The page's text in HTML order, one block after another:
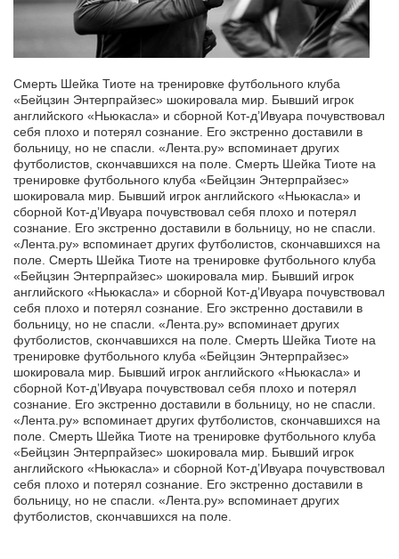
Смерть Шейка Тиоте на тренировке футбольного клуба
«Бейцзин Энтерпрайзес» шокировала мир. Бывший игрок
английского «Ньюкасла» и сборной Кот-д’Ивуара почувствовал
себя плохо и потерял сознание. Его экстренно доставили в
больницу, но не спасли. «Лента.ру» вспоминает других
футболистов, скончавшихся на поле. Смерть Шейка Тиоте на
тренировке футбольного клуба «Бейцзин Энтерпрайзес»
шокировала мир. Бывший игрок английского «Ньюкасла» и
сборной Кот-д’Ивуара почувствовал себя плохо и потерял
сознание. Его экстренно доставили в больницу, но не спасли.
«Лента.ру» вспоминает других футболистов, скончавшихся на
поле. Смерть Шейка Тиоте на тренировке футбольного клуба
«Бейцзин Энтерпрайзес» шокировала мир. Бывший игрок
английского «Ньюкасла» и сборной Кот-д’Ивуара почувствовал
себя плохо и потерял сознание. Его экстренно доставили в
больницу, но не спасли. «Лента.ру» вспоминает других
футболистов, скончавшихся на поле. Смерть Шейка Тиоте на
тренировке футбольного клуба «Бейцзин Энтерпрайзес»
шокировала мир. Бывший игрок английского «Ньюкасла» и
сборной Кот-д’Ивуара почувствовал себя плохо и потерял
сознание. Его экстренно доставили в больницу, но не спасли.
«Лента.ру» вспоминает других футболистов, скончавшихся на
поле. Смерть Шейка Тиоте на тренировке футбольного клуба
«Бейцзин Энтерпрайзес» шокировала мир. Бывший игрок
английского «Ньюкасла» и сборной Кот-д’Ивуара почувствовал
себя плохо и потерял сознание. Его экстренно доставили в
больницу, но не спасли. «Лента.ру» вспоминает других
футболистов, скончавшихся на поле.